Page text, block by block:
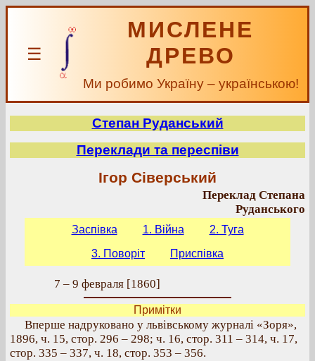
☰
МИСЛЕНЕ
ДРЕВО
Ми робимо Україну – українською!
Степан Руданський
Переклади та переспіви
Ігор Сіверський
Переклад Степана
Руданського
Заспівка 1. Війна
2. Туга
3. Поворіт
Приспівка
7 – 9 февраля [1860]
Примітки
Вперше надруковано у львівському журналі «Зоря»,
1896, ч. 15, стор. 296 – 298; ч. 16, стор. 311 – 314, ч. 17,
стор. 335 – 337, ч. 18, стор. 353 – 356.